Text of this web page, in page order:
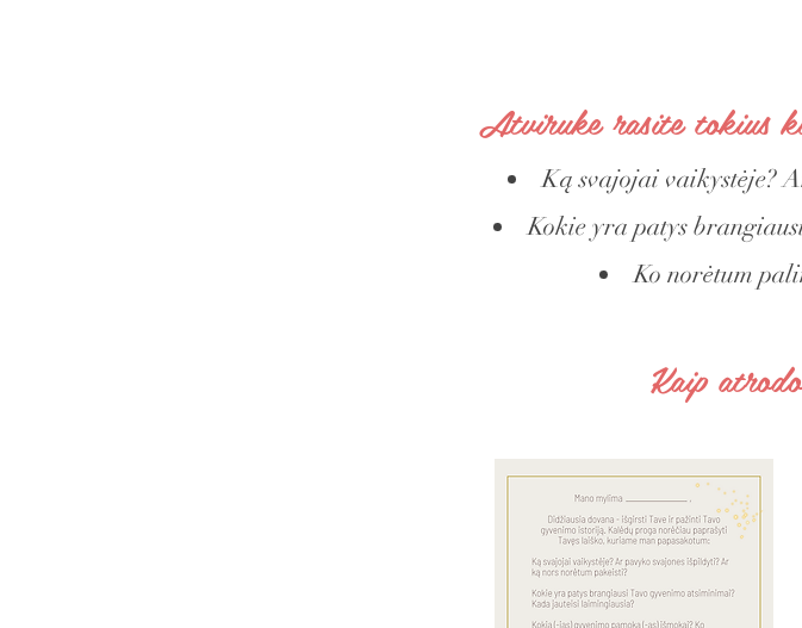
Atviruke rasite tokius
Ką svajojai vaikystėje?
Kokie yra patys
Ko norėtum
Kaip